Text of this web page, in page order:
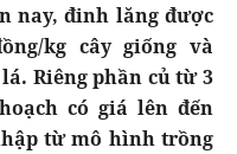
nay, đinh lăng được
kg cây giống và
Riêng phần củ từ 3
có giá lên đến
từ mô hình trồng